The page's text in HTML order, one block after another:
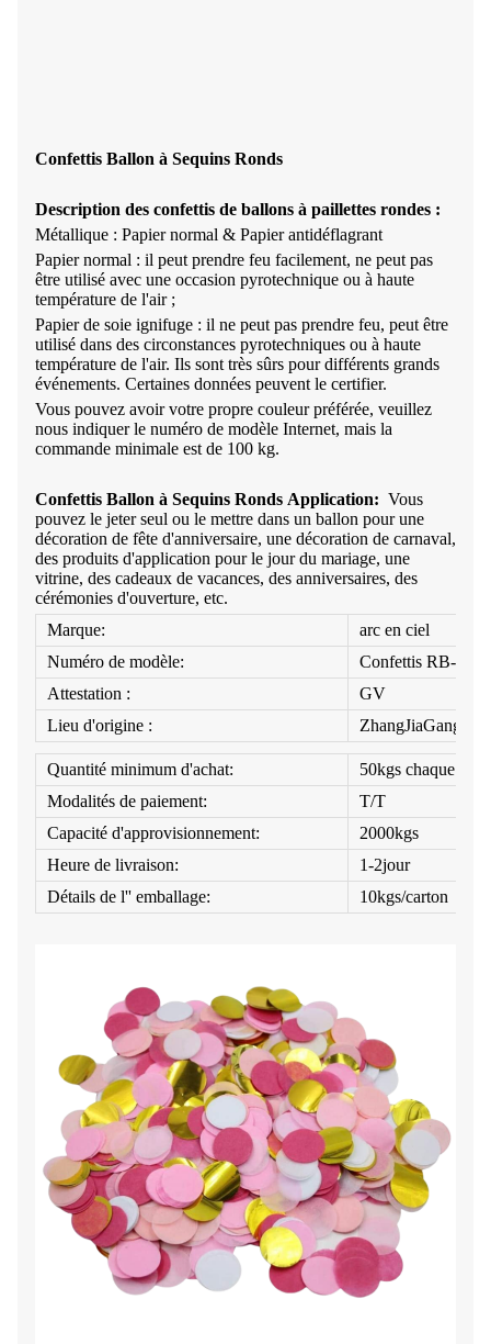
Confettis Ballon à Sequins Ronds
Description des confettis de ballons à paillettes rondes :
Métallique : Papier normal & Papier antidéflagrant
Papier normal : il peut prendre feu facilement, ne peut pas
être utilisé avec une occasion pyrotechnique ou à haute
température de l'air ;
Papier de soie ignifuge : il ne peut pas prendre feu, peut être
utilisé dans des circonstances pyrotechniques ou à haute
température de l'air. Ils sont très sûrs pour différents grands
événements. Certaines données peuvent le certifier.
Vous pouvez avoir votre propre couleur préférée, veuillez
nous indiquer le numéro de modèle Internet, mais la
commande minimale est de 100 kg.
Confettis Ballon à Sequins Ronds Application: Vous
pouvez le jeter seul ou le mettre dans un ballon pour une
décoration de fête d'anniversaire, une décoration de carnaval,
des produits d'application pour le jour du mariage, une
vitrine, des cadeaux de vacances, des anniversaires, des
cérémonies d'ouverture, etc.
Marque:
arc en ciel
Numéro de modèle:
Confettis RB-
Attestation :
GV
Lieu d'origine :
ZhangJiaGang
Quantité minimum d'achat:
50kgs chaque
Modalités de paiement:
T/T
Capacité d'approvisionnement:
2000kgs
Heure de livraison:
1-2jour
Détails de l'' emballage:
10kgs/carton